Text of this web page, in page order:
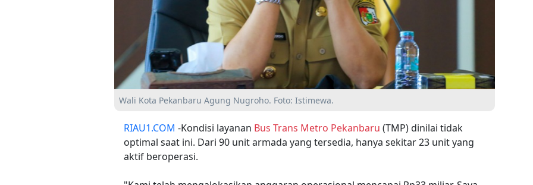
Wali Kota Pekanbaru Agung Nugroho. Foto: Istimewa.
RIAU1.COM -Kondisi layanan Bus Trans Metro Pekanbaru (TMP) dinilai tidak
optimal saat ini. Dari 90 unit armada yang tersedia, hanya sekitar 23 unit yang
aktif beroperasi.